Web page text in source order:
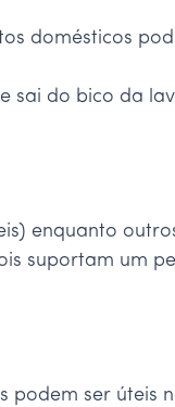
domésticos
sai do bico da
enquanto
suportam um
podem ser